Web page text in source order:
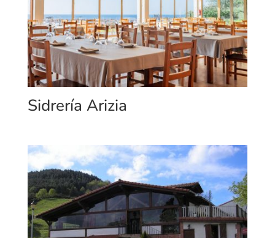
Sidrería Arizia